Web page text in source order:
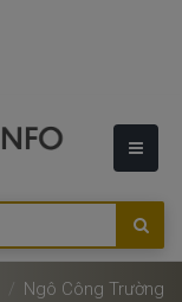
Ngô Công Trường